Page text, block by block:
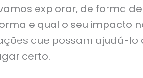
explorar, de forma
e qual o seu impacto
que possam ajudá-lo
certo.